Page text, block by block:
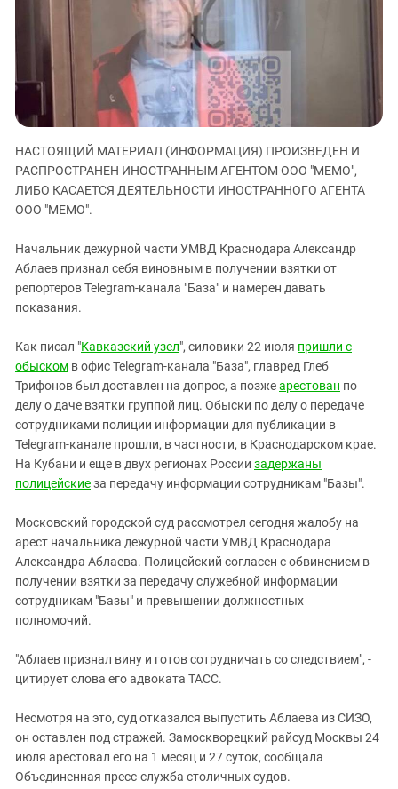
ЗАСТАВЛЯЕТ
КАВКАЗ ЗА ПАЛЕСТИНУ
ИНАКОМЫСЛИЕ В ЧЕЧНЕ
ПРЕСЛЕДОВАНИЕ АКТИВИСТОВ
МОБИЛИЗАЦИЯ И ПРОТЕСТЫ
Дагестан
Ингушетия
Кабардино-Балкария
Калмыкия
Карачаево-Черкесия
Краснодарский край
Российская Федерация
Северная Осетия - Алания
СКФО
Чечня
Южная Осетия
Южный Кавказ
ЮФО
НАСТОЯЩИЙ МАТЕРИАЛ (ИНФОРМАЦИЯ) ПРОИЗВЕДЕН И
РАСПРОСТРАНЕН ИНОСТРАННЫМ АГЕНТОМ ООО "МЕМО",
ЛИБО КАСАЕТСЯ ДЕЯТЕЛЬНОСТИ ИНОСТРАННОГО АГЕНТА
ООО "МЕМО".
Начальник дежурной части УМВД Краснодара Александр
Аблаев признал себя виновным в получении взятки от
репортеров Telegram-канала "База" и намерен давать
показания.
Как писал "Кавказский узел", силовики 22 июля пришли с
обыском в офис Telegram-канала "База", главред Глеб
Трифонов был доставлен на допрос, а позжеарестован по
делу о даче взятки группой лиц. Обыски по делу о передаче
сотрудниками полиции информации для публикации в
Telegram-канале прошли, в частности, в Краснодарском крае.
На Кубани и еще в двух регионах России задержаны
полицейскиеза передачу информации сотрудникам "Базы".
Московский городской суд рассмотрел сегодня жалобу на
арест начальника дежурной части УМВД Краснодара
Александра Аблаева. Полицейский согласен с обвинением в
получении взятки за передачу служебной информации
сотрудникам "Базы" и превышении должностных
полномочий.
"Аблаев признал вину и готов сотрудничать со следствием", -
цитирует слова его адвоката ТАСС.
Несмотря на это, суд отказался выпустить Аблаева из СИЗО,
он оставлен под стражей. Замоскворецкий райсуд Москвы 24
июля арестовал его на 1 месяц и 27 суток, сообщала
Объединенная пресс-служба столичных судов.